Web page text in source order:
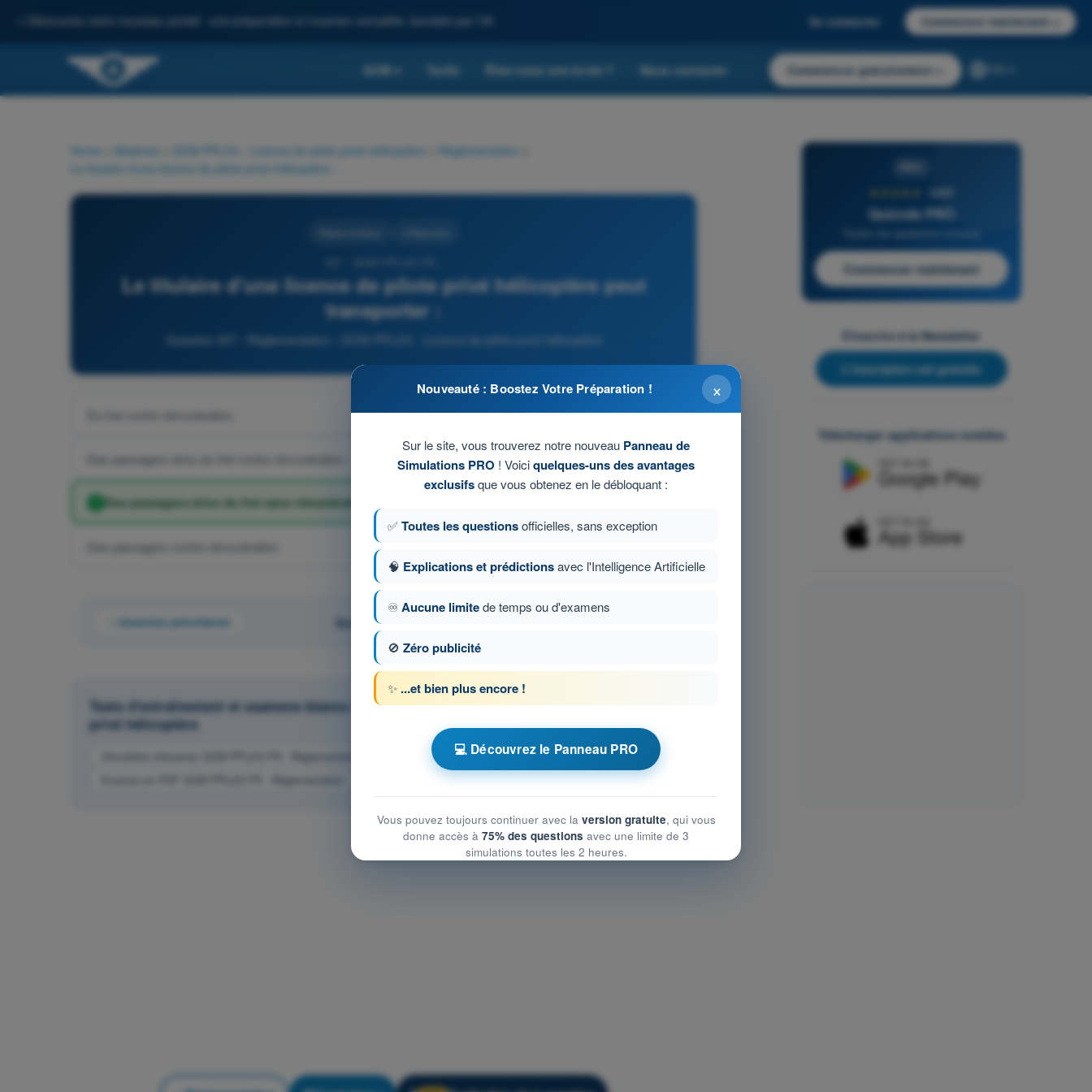
Découvrez notre nouveau portail : une préparation à l'examen complète, boostée par l'IA Se connecter Commencer maintenant
QCM Tarifs Êtes-vous une école ? Nous contacter Commencer gratuitement
Home Matières QCM PPL(H) - Licence de pilote privé hélicoptère Règlementation
Le titulaire d'une licence de pilote privé hélicoptère peut
transporter :
Question 437 - Règlementation - QCM PPL(H) - Licence de pilote privé hélicoptère
Du fret contre rémunération.
Des passagers et/ou du fret contre rémunération.
Des passagers et/ou du fret sans rémunération.
Des passagers contre rémunération.
Question précédente Question 70 sur 78
Tests d'entraînement et examens blancs chronométrés QCM PPL(H) - Licence de pilote
privé hélicoptère
Simulation d'examen QCM PPL(H) FR - Règlementation
QCM d'Entraînement QCM PPL(H) FR - Règlementation
Examen en PDF QCM PPL(H) FR - Règlementation
4,6/5
Quizvds PRO
Commencer maintenant
S'inscrire à la Newsletter
L'inscription est gratuite
Télécharger applications mobiles
×
Nouveauté : Boostez Votre Préparation !
Sur le site, vous trouverez notre nouveau Panneau de
Simulations PRO ! Voiciquelques-uns des avantages
exclusifsque vous obtenez en le débloquant :
✅Toutes les questionsofficielles, sans exception
🧠 Explications et prédictionsavec l'Intelligence Artificielle
♾️Aucune limitede temps ou d'examens
🚫 Zéro publicité
✨ ...et bien plus encore !
💻 Découvrez le Panneau PRO
Vous pouvez toujours continuer avec la version gratuite, qui vous
donne accès à 75% des questions avec une limite de 3
simulations toutes les 2 heures.